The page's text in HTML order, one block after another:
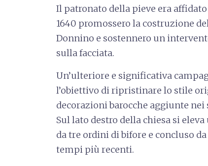
Il patronato della pieve era
1640 promossero la costruzione
Donnino e sostennero un
sulla facciata.
Un’ulteriore e significativa
l’obiettivo di ripristinare lo stile
decorazioni barocche aggiunte nei
Sul lato destro della chiesa si
da tre ordini di bifore e concluso
tempi più recenti.